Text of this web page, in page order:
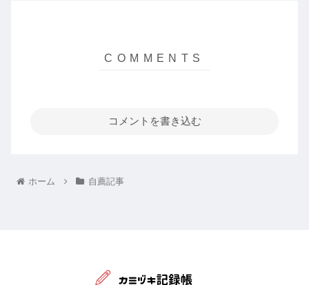
コメントを書き込む
ホーム 自薦記事